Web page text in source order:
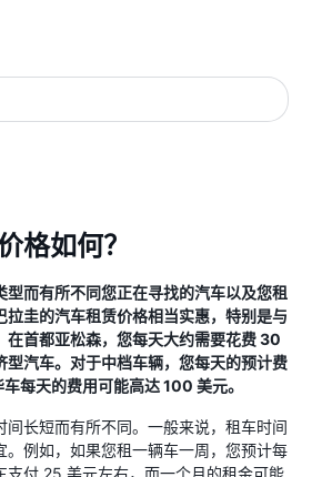
格如何？
型而有所不同您正在寻找的汽车以及您租
拉圭的汽车租赁价格相当实惠，特别是与
在首都亚松森，您每天大约需要花费 30
型汽车。对于中档车辆，您每天的预计费
每天的费用可能高达 100 美元。
间长短而有所不同。一般来说，租车时间
。例如，如果您租一辆车一周，您预计每
支付 25 美元左右，而一个月的租金可能